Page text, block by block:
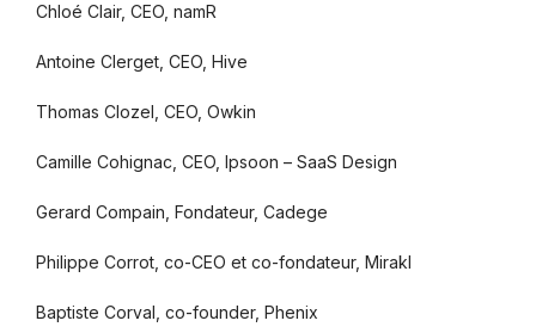
Chloé Clair, CEO, namR
Antoine Clerget, CEO, Hive
Thomas Clozel, CEO, Owkin
Camille Cohignac, CEO, Ipsoon – SaaS Design
Gerard Compain, Fondateur, Cadege
Philippe Corrot, co-CEO et co-fondateur, Mirakl
Baptiste Corval, co-founder, Phenix